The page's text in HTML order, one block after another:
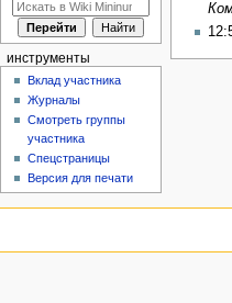
инструменты
Вклад участника
Журналы
Смотреть группы
участника
Спецстраницы
Версия для печати